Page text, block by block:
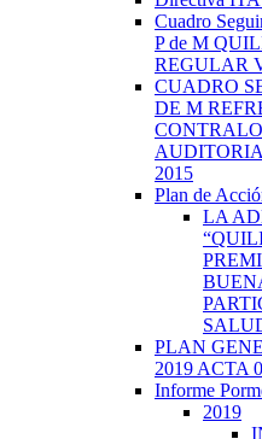
Cuadro
P de M
REGULAR
CUADRO
DE M
2015
Plan de
LA
PLAN
2019 ACTA
Informe
2019